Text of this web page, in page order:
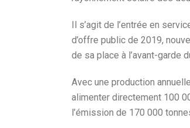
Il s’agit de l’entrée en
d’offre public de 2019,
de sa place à l’avant-garde
Avec une production
alimenter directement 100
l’émission de 170 000